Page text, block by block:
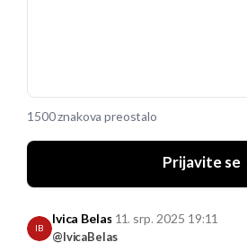
1500 znakova preostalo
Prijavite se
IB
Ivica Belas
@IvicaBelas
11. srp. 2025 19:11